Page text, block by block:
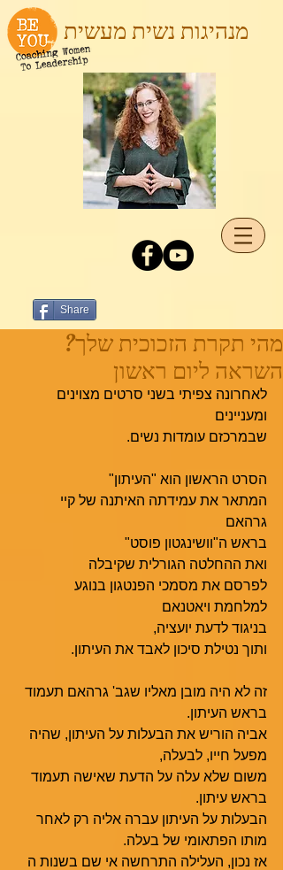
מנהיגות נשית מעשית
Share
מהי תקרת הזכוכית שלך?
השראה ליום ראשון
לאחרונה צפיתי בשני סרטים מצוינים
ומעניינים
שבמרכזם עומדות נשים.
הסרט הראשון הוא "העיתון"
המתאר את עמידתה האיתנה של קיי
גרהאם
בראש ה"וושינגטון פוסט"
ואת ההחלטה הגורלית שקיבלה
לפרסם את מסמכי הפנטגון בנוגע
למלחמת ויאטנאם
בניגוד לדעת יועציה,
ותוך נטילת סיכון לאבד את העיתון.
זה לא היה מובן מאליו שגב' גרהאם תעמוד
בראש העיתון.
אביה הוריש את הבעלות על העיתון, שהיה
מפעל חייו, לבעלה,
משום שלא עלה על הדעת שאישה תעמוד
בראש עיתון.
הבעלות על העיתון עברה אליה רק לאחר
מותו הפתאומי של בעלה.
אז נכון, העלילה התרחשה אי שם בשנות ה